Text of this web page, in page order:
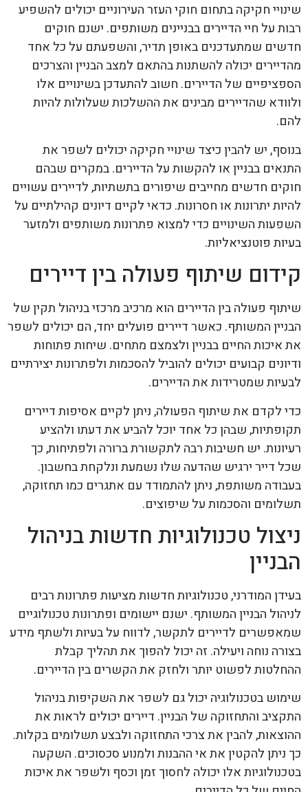
שינויי חקיקה בתחום חוקי העזר העירוניים יכולים להשפיע
רבות על חיי הדיירים בבניינים משותפים. ישנם חוקים
חדשים שמתעדכנים באופן תדיר, והשפעתם על כל אחד
מהדיירים יכולה להשתנות בהתאם למצב הבניין והצרכים
הספציפיים של הדיירים. חשוב להתעדכן בשינויים אלו
ולוודא שהדיירים מבינים את ההשלכות שעלולות להיות
להם.
בנוסף, יש להבין כיצד שינויי חקיקה יכולים לשפר את
התנאים בבניין או להקשות על הדיירים. במקרים שבהם
חוקים חדשים מחייבים שיפורים בתשתיות, לדיירים עשויים
להיות יתרונות או חסרונות. כדאי לקיים דיונים קהילתיים על
השפעות השינויים כדי למצוא פתרונות משותפים ולמזער
בעיות פוטנציאליות.
קידום שיתוף פעולה בין דיירים
שיתוף פעולה בין הדיירים הוא מרכיב מרכזי בניהול תקין של
הבניין המשותף. כאשר דיירים פועלים יחד, הם יכולים לשפר
את איכות החיים בבניין ולצמצם מתחים. שיחות פתוחות
ודיונים קבועים יכולים להוביל להסכמות ולפתרונות יצירתיים
לבעיות שמטרידות את הדיירים.
כדי לקדם את שיתוף הפעולה, ניתן לקיים אסיפות דיירים
תקופתיות, שבהן כל אחד יוכל להביע את דעתו ולהציע
רעיונות. יש חשיבות רבה לתקשורת ברורה ולפתיחות, כך
שכל דייר ירגיש שהדעה שלו נשמעת ונלקחת בחשבון.
בעבודה משותפת, ניתן להתמודד עם אתגרים כמו תחזוקה,
תשלומים והסכמות על שיפוצים.
ניצול טכנולוגיות חדשות בניהול
הבניין
בעידן המודרני, טכנולוגיות חדשות מציעות פתרונות רבים
לניהול הבניין המשותף. ישנם יישומים ופתרונות טכנולוגיים
שמאפשרים לדיירים לתקשר, לדווח על בעיות ולשתף מידע
בצורה נוחה ויעילה. זה יכול להפוך את תהליך קבלת
ההחלטות לפשוט יותר ולחזק את הקשרים בין הדיירים.
שימוש בטכנולוגיה יכול גם לשפר את השקיפות בניהול
התקציב והתחזוקה של הבניין. דיירים יכולים לראות את
ההוצאות, להבין את צרכי התחזוקה ולבצע תשלומים בקלות.
כך ניתן להקטין את אי ההבנות ולמנוע סכסוכים. השקעה
בטכנולוגיות אלו יכולה לחסוך זמן וכסף ולשפר את איכות